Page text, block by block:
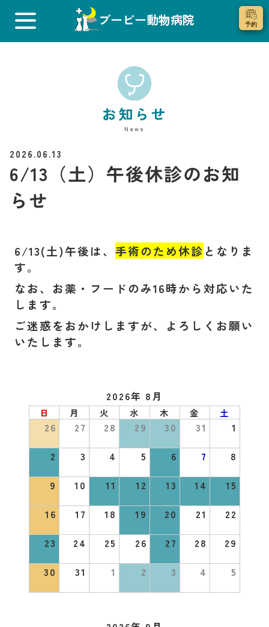
ブービー動物病院
お知らせ
News
2026.06.13
6/13（土）午後休診のお知
らせ
6/13(土)午後は、 手術のため休診となりま
す。
なお、お薬・フードのみ16時から対応いた
します。
ご迷惑をおかけしますが、よろしくお願い
いたします。
2026年 8月
日 月 火 水 木 金 土
26 27 28 29 30 31
1
2
3 4 5 6 7
8
9
10 11 12 13 14
15
16
17 18 19 20 21
22
23
24 25 26 27 28
29
30
31 1 2 3 4 5